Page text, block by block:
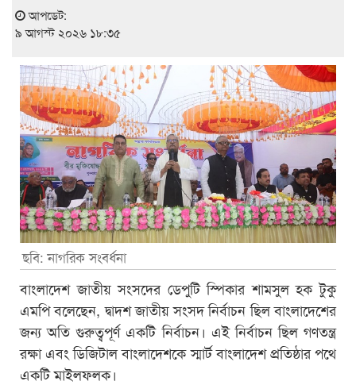
আপডেট:
৯ আগস্ট ২০২৬ ১৮:৩৫
ছবি: নাগরিক সংবর্ধনা
বাংলাদেশ জাতীয় সংসদের ডেপুটি স্পিকার শামসুল হক টুকু
এমপি বলেছেন, দ্বাদশ জাতীয় সংসদ নির্বাচন ছিল বাংলাদেশের
জন্য অতি গুরুত্বপূর্ণ একটি নির্বাচন। এই নির্বাচন ছিল গণতন্ত্র
রক্ষা এবং ডিজিটাল বাংলাদেশকে স্মার্ট বাংলাদেশ প্রতিষ্ঠার পথে
একটি মাইলফলক।